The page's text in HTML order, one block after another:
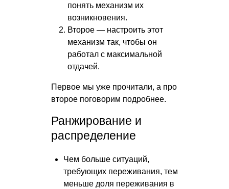
понять механизм их
возникновения.
Второе — настроить этот
механизм так, чтобы он
работал с максимальной
отдачей.
Первое мы уже прочитали, а про
второе поговорим подробнее.
Ранжирование и
распределение
Чем больше ситуаций,
требующих переживания, тем
меньше доля переживания в